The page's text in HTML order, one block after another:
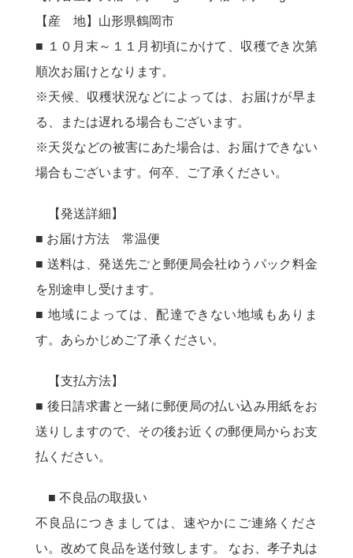
【産 地】山形県鶴岡市
■ １０月末～１１月初頃にかけて、収穫でき次第
順次お届けとなります。
※天候、収穫状況などによっては、お届けが早ま
る、または遅れる場合もございます。
※天災などの被害にあた場合は、お届けできない
場合もございます。何卒、ご了承ください。
【発送詳細】
■ お届け方法 常温便
■ 送料は、発送先ごと郵便局会社ゆうパック料金
を別途申し受けます。
■ 地域によっては、配達できない地域もありま
す。あらかじめご了承ください。
【支払方法】
■ 後日請求書と一緒に郵便局の払い込み用紙をお
送りしますので、その後お近くの郵便局からお支
払ください。
■ 不良品の取扱い
不良品につきましては、速やかにご連絡くださ
い。改めて良品を送付致します。 なお、孝子丸は